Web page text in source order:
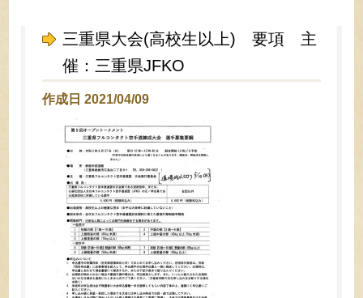
三重県大会(高校生以上) 要項 主
催：三重県JFKO
作成日 2021/04/09